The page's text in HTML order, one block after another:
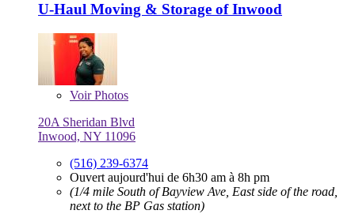
U-Haul Moving & Storage of Inwood
VoirPhotos
20A Sheridan Blvd
Inwood, NY 11096
(516) 239-6374
Ouvert aujourd'hui de 6h30 am à 8h pm
(1/4 mile South of Bayview Ave, East side of the road,
next to the BP Gas station)